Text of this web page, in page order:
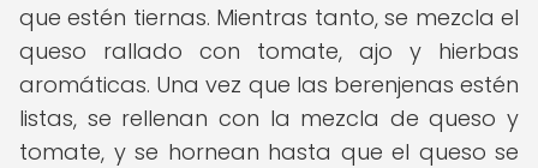
que estén tiernas. Mientras tanto, se mezcla el
queso rallado con tomate, ajo y hierbas
aromáticas. Una vez que las berenjenas estén
listas, se rellenan con la mezcla de queso y
tomate, y se hornean hasta que el queso se